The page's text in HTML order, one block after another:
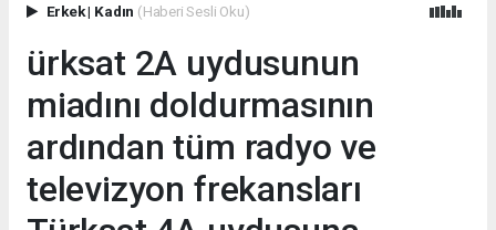
Erkek| Kadın (Haberi Sesli Oku)
ürksat 2A uydusunun
miadını doldurmasının
ardından tüm radyo ve
televizyon frekansları